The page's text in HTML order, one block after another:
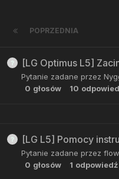
POPRZEDNIA
[LG Optimus L5]
Pytanie zadane przez
0 głosów 10
[LG L5] Pomocy
Pytanie zadane przez
0 głosów 1 odpowiedź